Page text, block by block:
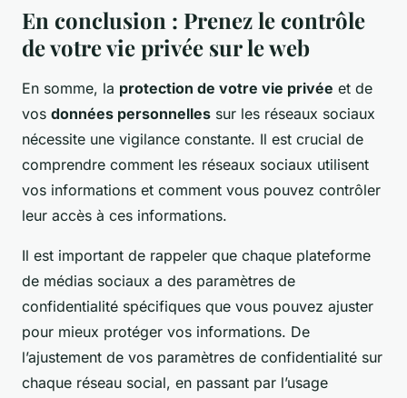
En conclusion : Prenez le contrôle
de votre vie privée sur le web
En somme, la protection de votre vie privée et de
vos données personnelles sur les réseaux sociaux
nécessite une vigilance constante. Il est crucial de
comprendre comment les réseaux sociaux utilisent
vos informations et comment vous pouvez contrôler
leur accès à ces informations.
Il est important de rappeler que chaque plateforme
de médias sociaux a des paramètres de
confidentialité spécifiques que vous pouvez ajuster
pour mieux protéger vos informations. De
l’ajustement de vos paramètres de confidentialité sur
chaque réseau social, en passant par l’usage